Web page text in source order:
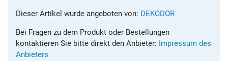
Dieser Artikel wurde angeboten von: DEKODOR
Bei Fragen zu dem Produkt oder Bestellungen
kontaktieren Sie bitte direkt den Anbieter: Impressum des
Anbieters